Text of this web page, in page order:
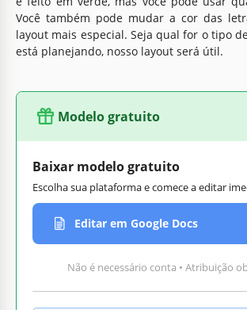
Você também pode mudar a cor das
layout mais especial. Seja qual for o tipo
está planejando, nosso layout será útil.
Modelo gratuito
Baixar modelo gratuito
Escolha sua plataforma e comece a editar
Editar em Google Docs
Não é necessário conta • Atribuição